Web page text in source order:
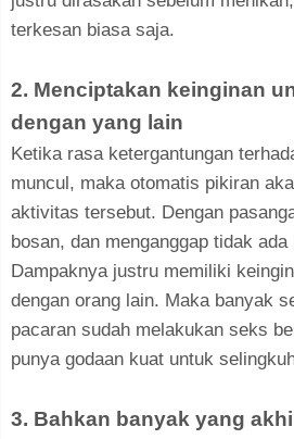
terkesan biasa saja.
2. Menciptakan keinginan
dengan yang lain
Ketika rasa ketergantungan
muncul, maka otomatis pikiran
aktivitas tersebut. Dengan
bosan, dan menganggap tidak
Dampaknya justru memiliki
dengan orang lain. Maka banyak
pacaran sudah melakukan seks
punya godaan kuat untuk
3. Bahkan banyak yang